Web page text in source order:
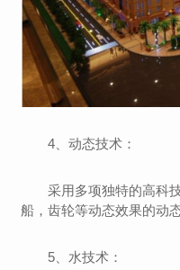
4、动态技术：
采用多项独特的高科
船，齿轮等动态效果的动
5、水技术：